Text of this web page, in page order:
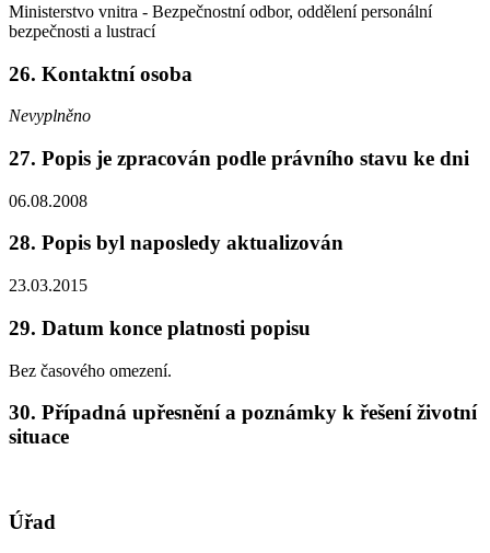
Ministerstvo vnitra - Bezpečnostní odbor, oddělení personální
bezpečnosti a lustrací
26. Kontaktní osoba
Nevyplněno
27. Popis je zpracován podle právního stavu ke dni
06.08.2008
28. Popis byl naposledy aktualizován
23.03.2015
29. Datum konce platnosti popisu
Bez časového omezení.
30. Případná upřesnění a poznámky k řešení životní
situace
Úřad